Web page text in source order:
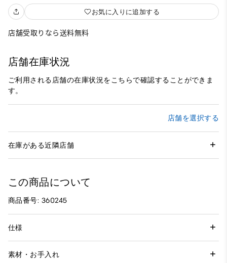
お気に入りに追加する
店舗受取りなら送料無料
店舗在庫状況
ご利用される店舗の在庫状況をこちらで確認することができま
す。
店舗を選択する
在庫がある近隣店舗
この商品について
商品番号: 360245
仕様
素材・お手入れ